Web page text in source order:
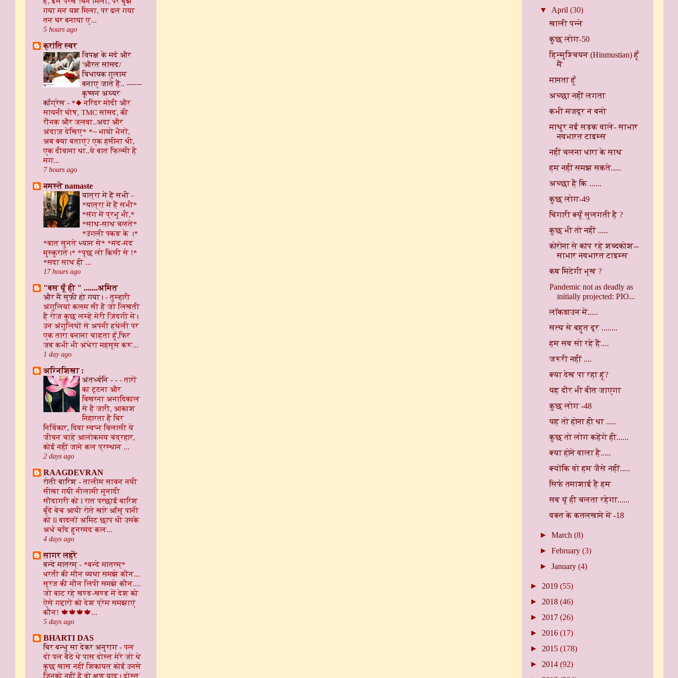
गया मन यश मिला, पर ढल गया
तन घर बनाया ए...
5 hours ago
क्रांति स्वर
विपक्ष के मर्द और
'औरत सांसद/
विधायक ग़ुलाम
बनाए जाते हैं.. ------
कृष्णन अय्यर
काँग्रेस- *◆ नरिंदर मोदी और
सायनी घोष, TMC सांसद, की
रौनक और जलवा..अदा और
अंदाज़ देखिए* *~ भायो भैनों,
अब क्या बताएं? एक हसीना थी,
एक दीवाना था..ये बात फिल्मी है
मग...
7 hours ago
नमस्ते namaste
यात्रा में हैं सभी-
*यात्रा में हैं सभी*
*संग में प्रभु भी,*
*साथ-साथ चलते*
*उंगली पकङ के ।*
*बात सुनते ध्यान से* *मंद-मंद
मुस्कुराते।* *पूछ लो किसी से !*
*सदा साथ ही ...
17 hours ago
"बस यूँ ही " .......अमित
और मैं सूफ़ी हो गया। -तुम्हारी
अंगुलियां कलम सी है जो लिखती
है रोज़ कुछ लम्हे मेरी ज़िंदगी मे।
उन अंगुलियों से अपनी हथेली पर
एक तारा बनाना चाहता हूँ,फिर
जब कभी भी अंधेरा महसूस करू...
1 day ago
अग्निशिखा :
अंतर्ध्वनि - - -तारों
का टूटना और
बिखरना अनादिकाल
से है जारी, आकाश
निहारता है चिर
निर्विकार, दिवा स्वप्न विलासी ये
जीवन चाहे आलोकमय चंद्रहार,
कोई नहीं जाने कल प्रस्थान ...
2 days ago
RAAGDEVRAN
रोती बारिश-तालीम सावन नयी
सीखा गयी नीलामी मुनादी
सौदागरी को l रात परछाई बारिश
बूँदें बेच आयी रोते खारे आँसू पानी
को ll बादलों अमिट छाप थी उसके
अर्ध चाँद हुनरमंद कल...
4 days ago
सागर लहरें
बन्दे मातरम्- *बन्दे मातरम्*
धरती की मौन व्यथा समझे कौन...
सूरज की मौन लिपी समझे कौन....
जो बाट रहे खण्ड-खण्ड में देश को
ऐसे गद्दारों को देश प्रेम समझाएं
कौन! 🍁🍁🍁🍁...
5 days ago
BHARTI DAS
चिर बन्धु सा देकर अनुराग-पल
दो पल बैठे थे पास दोस्त मेरे जो थे
कुछ खास नहीं शिकायत कोई उनसे
जिनको नहीं है वो क्षण याद। दोस्त
▼ April (30)
खाली पन्ने
कुछ लोग-50
हिन्मुश्चियन (Hinmustian) हूँ
मैं
मानता हूँ
अच्छा नहीं लगता
कभी मजदूर न बनो
माथुर नई सड़क वाले- साभार
नवभारत टाइम्स
नहीं चलना धारा के साथ
हम नहीं समझ सकते.....
अच्छा है कि ......
कुछ लोग-49
चिंगारी क्यूँ सुलगती है ?
कुछ भी तो नहीं .....
कोरोना से कांप रहे शब्दकोश--
साभार नवभारत टाइम्स
कब मिटेगी भूख ?
Pandemic not as deadly as
initially projected: PIO...
लॉकडाउन में.....
सत्य से बहुत दूर ........
हम सब सो रहे हैं....
जरूरी नहीं ....
क्या देख पा रहा हूं?
यह दौर भी बीत जाएगा
कुछ लोग -48
यह तो होना ही था .....
कुछ तो लोग कहेंगे ही......
क्या होने वाला है.....
क्योंकि वो हम जैसे नहीं.....
सिर्फ तमाशाई हैं हम
सब यूं ही चलता रहेगा......
वक्त के कतलखाने में -18
► March (8)
► February (3)
► January (4)
► 2019 (55)
► 2018 (46)
► 2017 (26)
► 2016 (17)
► 2015 (178)
► 2014 (92)